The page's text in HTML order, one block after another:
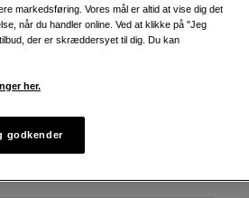
Li-ion Battery (for X System)
til Hasselblad X
markedsføring. Vores mål er altid at vise dig det
når du handler online. Ved at klikke på "Jeg
der er skræddersyet til dig. Du kan
her.
godkender